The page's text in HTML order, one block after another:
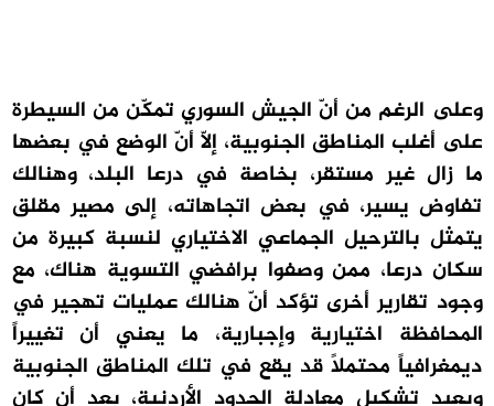
وعلى الرغم من أنّ الجيش السوري تمكّن من السيطرة
على أغلب المناطق الجنوبية، إلّا أنّ الوضع في بعضها
ما زال غير مستقر، بخاصة في درعا البلد، وهنالك
تفاوض يسير، في بعض اتجاهاته، إلى مصير مقلق
يتمثل بالترحيل الجماعي الاختياري لنسبة كبيرة من
سكان درعا، ممن وصفوا برافضي التسوية هناك، مع
وجود تقارير أخرى تؤكد أنّ هنالك عمليات تهجير في
المحافظة اختيارية وإجبارية، ما يعني أن تغييراً
ديمغرافياً محتملاً قد يقع في تلك المناطق الجنوبية
ويعيد تشكيل معادلة الحدود الأردنية، بعد أن كان